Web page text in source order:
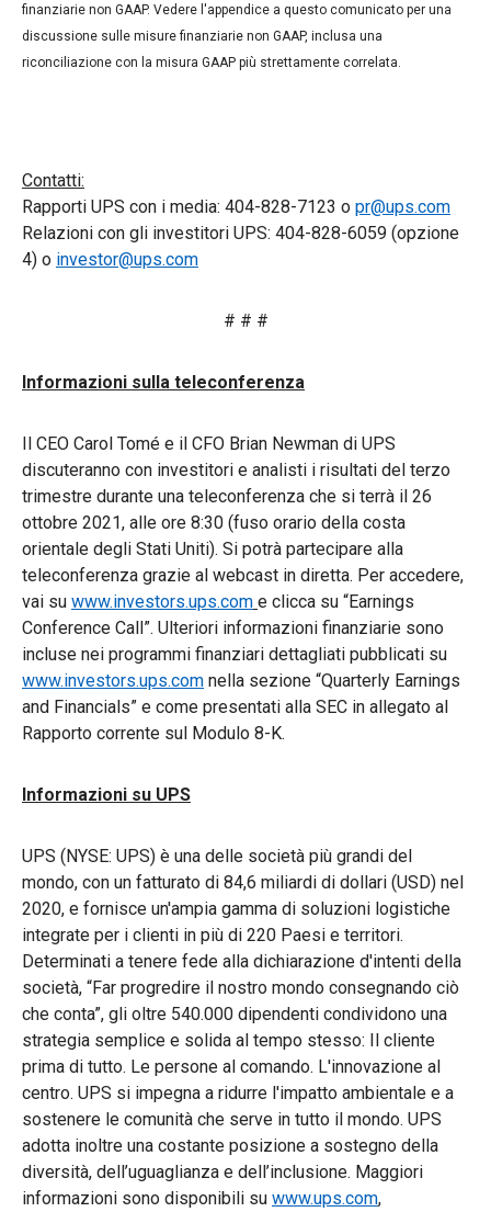
finanziarie non GAAP. Vedere l'appendice a questo comunicato per una
discussione sulle misure finanziarie non GAAP, inclusa una
riconciliazione con la misura GAAP più strettamente correlata.
Contatti:
Rapporti UPS con i media: 404-828-7123 o pr@ups.com
Relazioni con gli investitori UPS: 404-828-6059 (opzione
4) o investor@ups.com
# # #
Informazioni sulla teleconferenza
Il CEO Carol Tomé e il CFO Brian Newman di UPS
discuteranno con investitori e analisti i risultati del terzo
trimestre durante una teleconferenza che si terrà il 26
ottobre 2021, alle ore 8:30 (fuso orario della costa
orientale degli Stati Uniti). Si potrà partecipare alla
teleconferenza grazie al webcast in diretta. Per accedere,
vai su www.investors.ups.com e clicca su “Earnings
Conference Call”. Ulteriori informazioni finanziarie sono
incluse nei programmi finanziari dettagliati pubblicati su
www.investors.ups.com nella sezione “Quarterly Earnings
and Financials” e come presentati alla SEC in allegato al
Rapporto corrente sul Modulo 8-K.
Informazioni su UPS
UPS (NYSE: UPS) è una delle società più grandi del
mondo, con un fatturato di 84,6 miliardi di dollari (USD) nel
2020, e fornisce un'ampia gamma di soluzioni logistiche
integrate per i clienti in più di 220 Paesi e territori.
Determinati a tenere fede alla dichiarazione d'intenti della
società, “Far progredire il nostro mondo consegnando ciò
che conta”, gli oltre 540.000 dipendenti condividono una
strategia semplice e solida al tempo stesso: Il cliente
prima di tutto. Le persone al comando. L'innovazione al
centro. UPS si impegna a ridurre l'impatto ambientale e a
sostenere le comunità che serve in tutto il mondo. UPS
adotta inoltre una costante posizione a sostegno della
diversità, dell’uguaglianza e dell’inclusione. Maggiori
informazioni sono disponibili su www.ups.com,